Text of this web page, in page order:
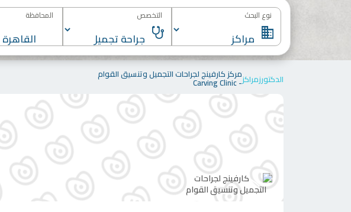
نوع البحث التخصص المحافظة
الدكتورزمراكزمركز كارفينج لجراحات التجميل وتنسيق القوام
- Carving Clinic